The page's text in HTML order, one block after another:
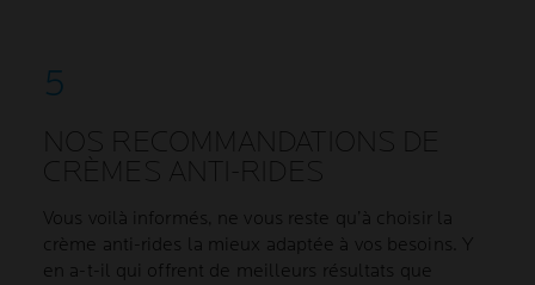
NOS RECOMMANDATIONS DE
CRÈMES ANTI-RIDES
Vous voilà informés, ne vous reste qu’à choisir la
crème anti-rides la mieux adaptée à vos besoins. Y
en a-t-il qui offrent de meilleurs résultats que